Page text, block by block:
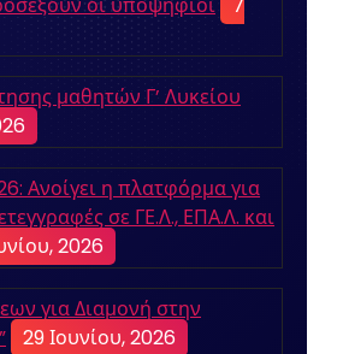
οι υποψήφιοι
7
μαθητών Γ’ Λυκείου
Ανοίγει η πλατφόρμα για
σε ΓΕ.Λ., ΕΠΑ.Λ. και
2026
για Διαμονή στην
29 Ιουνίου, 2026